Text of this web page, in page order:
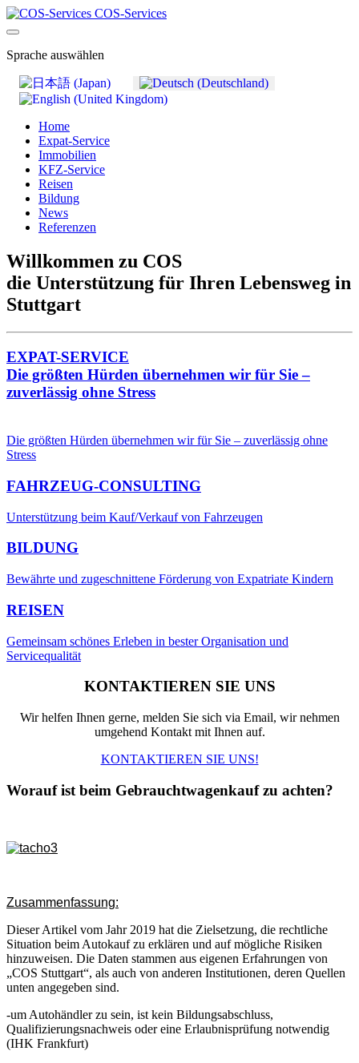
COS-Services
Sprache auswählen
Home
Expat-Service
Immobilien
KFZ-Service
Reisen
Bildung
News
Referenzen
Willkommen zu COS
die Unterstützung für Ihren Lebensweg in
Stuttgart
EXPAT-SERVICE
Die größten Hürden übernehmen wir für Sie –
zuverlässig ohne Stress
Die größten Hürden übernehmen wir für Sie – zuverlässig ohne
Stress
FAHRZEUG-CONSULTING
Unterstützung beim Kauf/Verkauf von Fahrzeugen
BILDUNG
Bewährte und zugeschnittene Förderung von Expatriate Kindern
REISEN
Gemeinsam schönes Erleben in bester Organisation und
Servicequalität
KONTAKTIEREN SIE UNS
Wir helfen Ihnen gerne, melden Sie sich via Email, wir nehmen
umgehend Kontakt mit Ihnen auf.
KONTAKTIEREN SIE UNS!
Worauf ist beim Gebrauchtwagenkauf zu achten?
Zusammenfassung:
Dieser Artikel vom Jahr 2019 hat die Zielsetzung, die rechtliche
Situation beim Autokauf zu erklären und auf mögliche Risiken
hinzuweisen. Die Daten stammen aus eigenen Erfahrungen von
„COS Stuttgart“, als auch von anderen Institutionen, deren Quellen
unten angegeben sind.
-um Autohändler zu sein, ist kein Bildungsabschluss,
Qualifizierungsnachweis oder eine Erlaubnisprüfung notwendig
(IHK Frankfurt)